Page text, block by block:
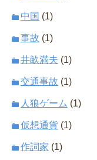
中国 (1)
事故 (1)
井畝満夫 (1)
交通事故 (1)
人狼ゲーム (1)
仮想通貨 (1)
作詞家 (1)